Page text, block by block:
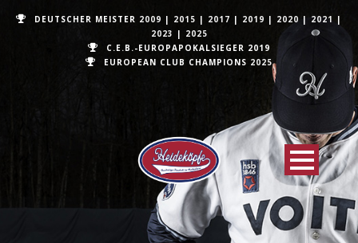
DEUTSCHER MEISTER 2009 | 2015 | 2017 | 2019 | 2020 | 2021 |
2023 | 2025
C.E.B.-EUROPAPOKALSIEGER 2019
EUROPEAN CLUB CHAMPIONS 2025